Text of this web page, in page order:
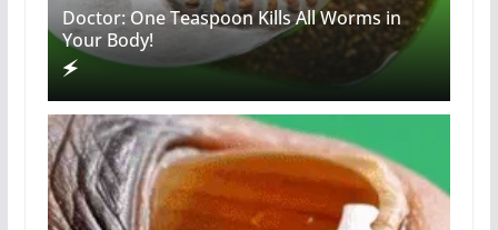
Doctor: One Teaspoon Kills All Worms in
Your Body!